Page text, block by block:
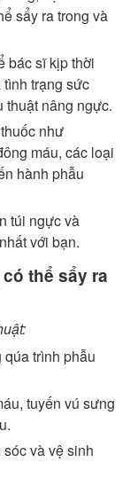
sẩy ra trong và
bác sĩ kịp thời
trạng sức
thuật nâng ngực.
như
máu, các loại
hành phẫu
túi ngực và
với bạn.
thể sẩy ra
qúa trình phẫu
tuyến vú sưng
và vệ sinh